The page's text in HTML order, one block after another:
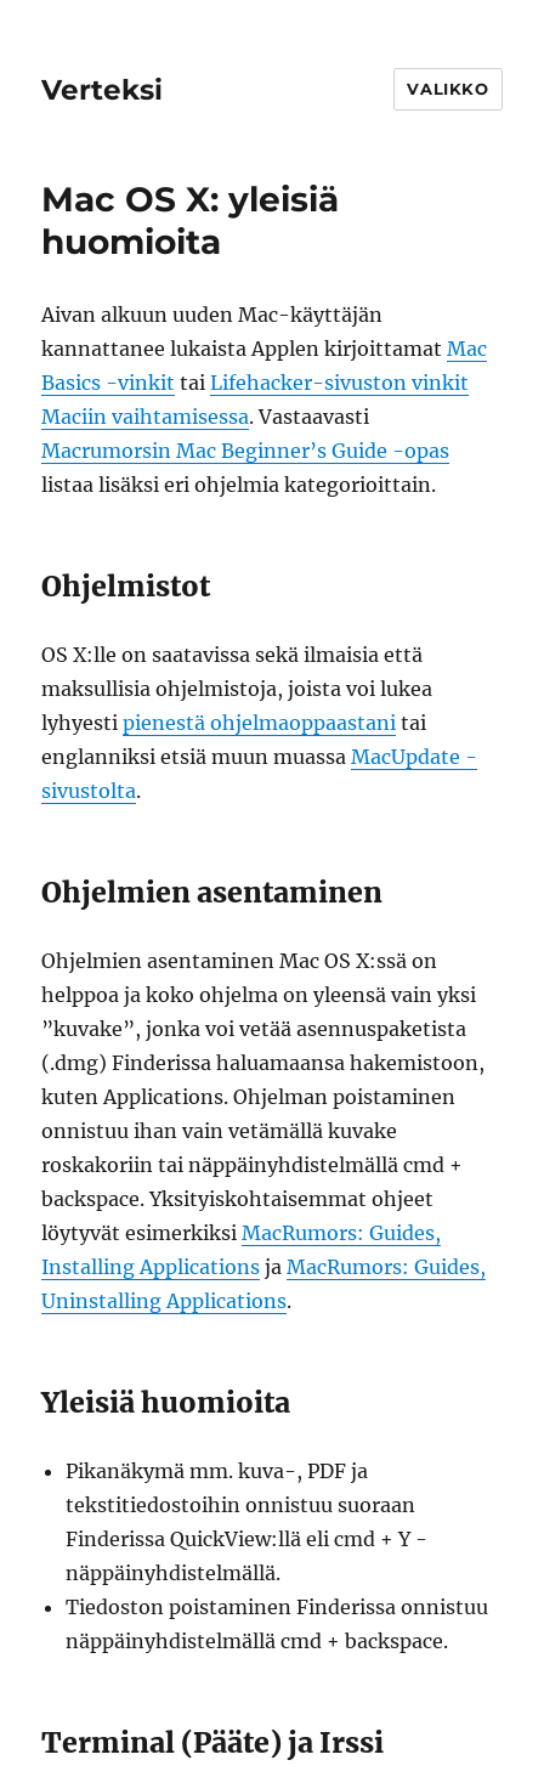
Verteksi VALIKKO
Mac OS X: yleisiä
huomioita
Aivan alkuun uuden Mac-käyttäjän
kannattanee lukaista Applen kirjoittamatMac
Basics -vinkit taiLifehacker-sivuston vinkit
Maciin vaihtamisessa. Vastaavasti
Macrumorsin Mac Beginner’s Guide -opas
listaa lisäksi eri ohjelmia kategorioittain.
Ohjelmistot
OS X:lle on saatavissa sekä ilmaisia että
maksullisia ohjelmistoja, joista voi lukea
lyhyestipienestä ohjelmaoppaastani tai
englanniksi etsiä muun muassaMacUpdate -
sivustolta.
Ohjelmien asentaminen
Ohjelmien asentaminen Mac OS X:ssä on
helppoa ja koko ohjelma on yleensä vain yksi
”kuvake”, jonka voi vetää asennuspaketista
(.dmg) Finderissa haluamaansa hakemistoon,
kuten Applications. Ohjelman poistaminen
onnistuu ihan vain vetämällä kuvake
roskakoriin tai näppäinyhdistelmällä cmd +
backspace. Yksityiskohtaisemmat ohjeet
löytyvät esimerkiksiMacRumors: Guides,
Installing Applications jaMacRumors: Guides,
Uninstalling Applications.
Yleisiä huomioita
Pikanäkymä mm. kuva-, PDF ja
tekstitiedostoihin onnistuu suoraan
Finderissa QuickView:llä eli cmd + Y -
näppäinyhdistelmällä.
Tiedoston poistaminen Finderissa onnistuu
näppäinyhdistelmällä cmd + backspace.
Terminal (Pääte) ja Irssi